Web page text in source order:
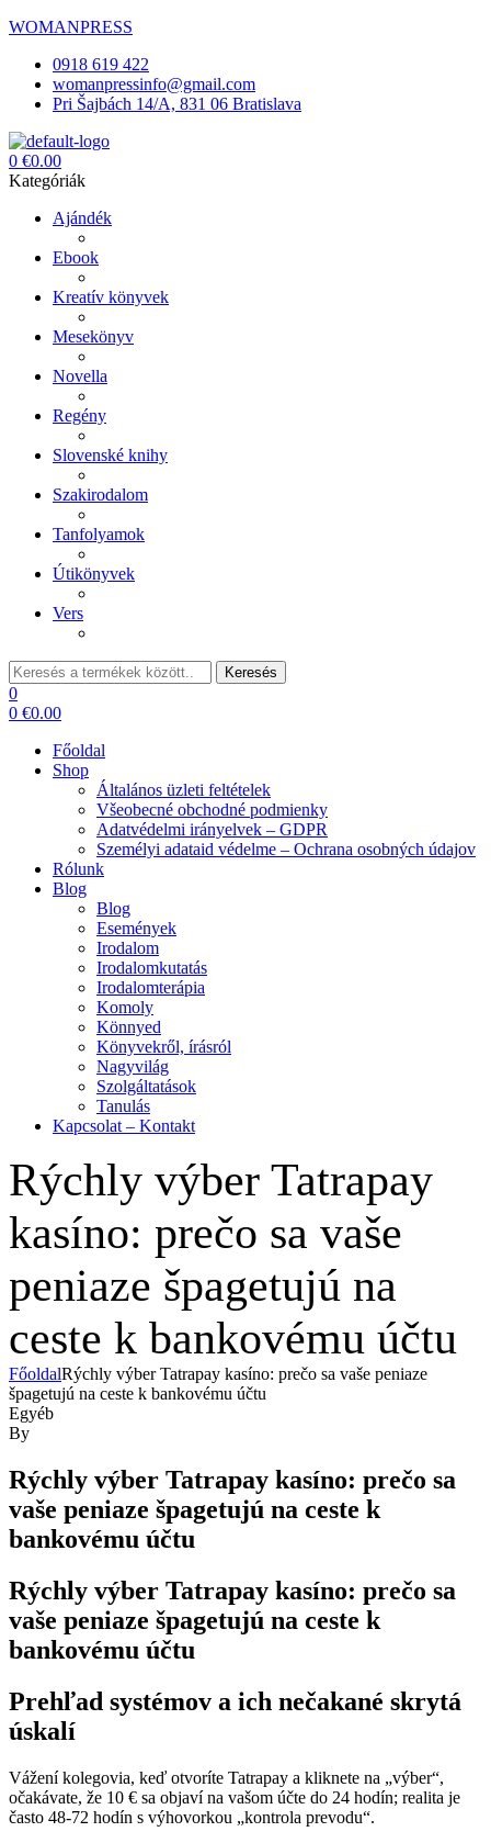
WOMANPRESS
0918 619 422
womanpressinfo@gmail.com
Pri Šajbách 14/A, 831 06 Bratislava
Menü
0 €0.00
Kategóriák
Ajándék
Ebook
Kreatív könyvek
Mesekönyv
Novella
Regény
Slovenské knihy
Szakirodalom
Tanfolyamok
Útikönyvek
Vers
Keresés: Keresés
0
0 €0.00
Főoldal
Shop
Általános üzleti feltételek
Všeobecné obchodné podmienky
Adatvédelmi irányelvek – GDPR
Személyi adataid védelme – Ochrana osobných údajov
Rólunk
Blog
Blog
Események
Irodalom
Irodalomkutatás
Irodalomterápia
Komoly
Könnyed
Könyvekről, írásról
Nagyvilág
Szolgáltatások
Tanulás
Kapcsolat – Kontakt
Rýchly výber Tatrapay
kasíno: prečo sa vaše
peniaze špagetujú na
ceste k bankovému účtu
FőoldalRýchly výber Tatrapay kasíno: prečo sa vaše peniaze
špagetujú na ceste k bankovému účtu
Kategóriák
Egyéb
By
Rýchly výber Tatrapay kasíno: prečo sa
vaše peniaze špagetujú na ceste k
bankovému účtu
Rýchly výber Tatrapay kasíno: prečo sa
vaše peniaze špagetujú na ceste k
bankovému účtu
Prehľad systémov a ich nečakané skrytá
úskalí
Vážení kolegovia, keď otvoríte Tatrapay a kliknete na „výber“,
očakávate, že 10 € sa objaví na vašom účte do 24 hodín; realita je
často 48‑72 hodín s výhovorkou „kontrola prevodu“.